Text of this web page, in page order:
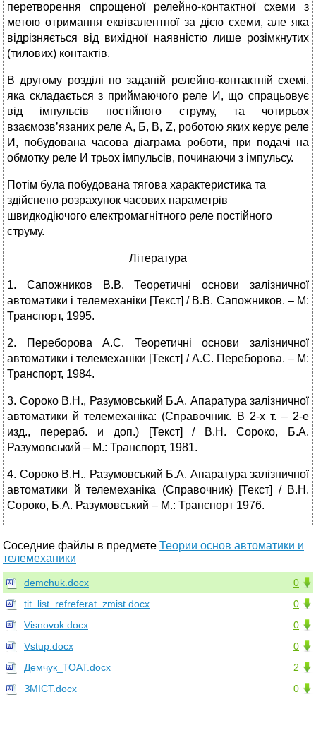
перетворення спрощеної релейно-контактної схеми з
метою отримання еквівалентної за дією схеми, але яка
відрізняється від вихідної наявністю лише розімкнутих
(тилових) контактів.
В другому розділі по заданій релейно-контактній схемі,
яка складається з приймаючого реле И, що спрацьовує
від імпульсів постійного струму, та чотирьох
взаємозв’язаних реле А, Б, В, Z, роботою яких керує реле
И, побудована часова діаграма роботи, при подачі на
обмотку реле И трьох імпульсів, починаючи з імпульсу.
Потім була побудована тягова характеристика та
здійснено розрахунок часових параметрів
швидкодіючого електромагнітного реле постійного
струму.
Література
1. Сапожников В.В. Теоретичні основи залізничної
автоматики і телемеханіки [Текст] / В.В. Сапожников. – М:
Транспорт, 1995.
2. Переборова А.С. Теоретичні основи залізничної
автоматики і телемеханіки [Текст] / А.С. Переборова. – М:
Транспорт, 1984.
3. Сороко В.Н., Разумовський Б.А. Апаратура залізничної
автоматики й телемеханіка: (Справочник. В 2-х т. – 2-е
изд., перераб. и доп.) [Текст] / В.Н. Сороко, Б.А.
Разумовський – М.: Транспорт, 1981.
4. Сороко В.Н., Разумовський Б.А. Апаратура залізничної
автоматики й телемеханіка (Справочник) [Текст] / В.Н.
Сороко, Б.А. Разумовський – М.: Транспорт 1976.
Соседние файлы в предмете Теории основ автоматики и
телемеханики
0
demchuk.docx
0
tit_list_refreferat_zmist.docx
0
Visnovok.docx
0
Vstup.docx
2
Демчук_ТОАТ.docx
0
ЗМІСТ.docx